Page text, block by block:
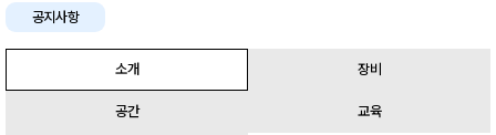
공지사항
소개 장비
공간 교육